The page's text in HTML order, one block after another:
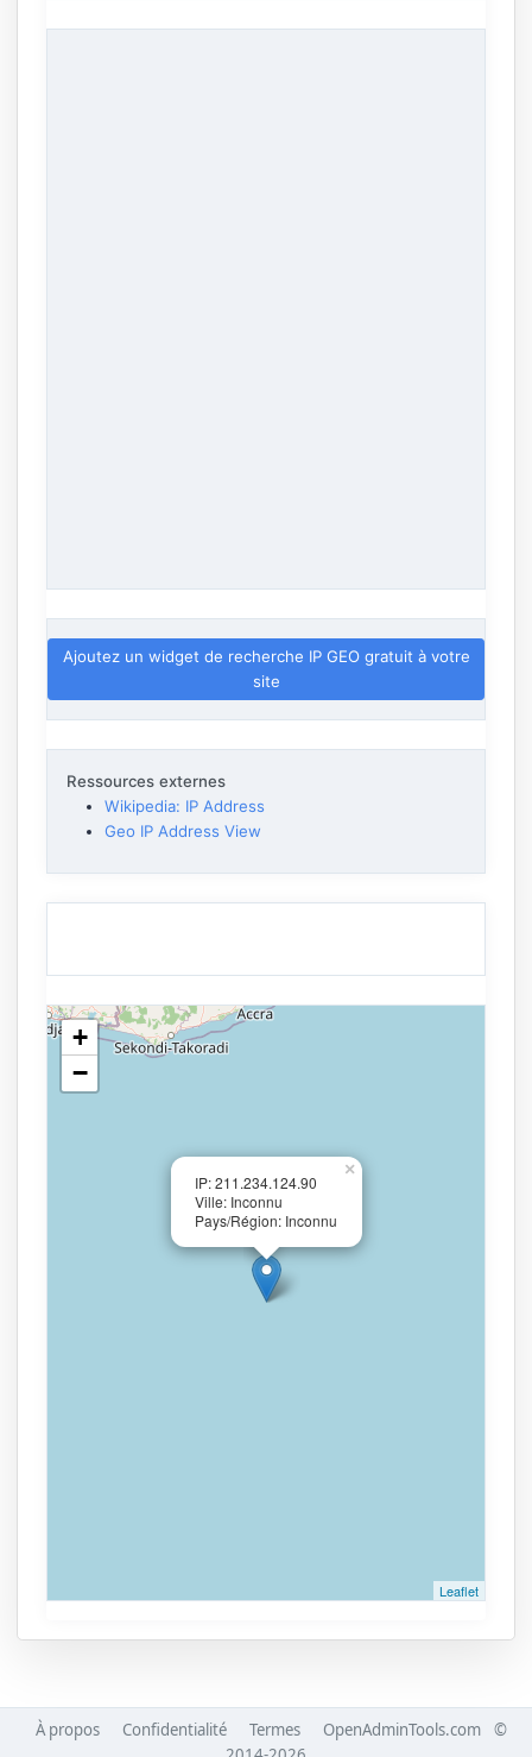
Ajoutez un widget de recherche IP GEO gratuit à votre
site
Ressources externes
Wikipedia: IP Address
Geo IP Address View
IP: 211.234.124.90
Ville: Inconnu
Pays/Région: Inconnu
×
+
−
Leaflet
À propos Confidentialité Termes OpenAdminTools.com
©